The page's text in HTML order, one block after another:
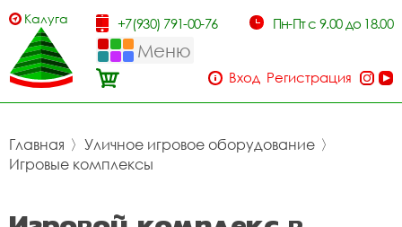
Калуга +7(930) 791-00-76 Пн-Пт с 9.00 до 18.00
Меню
Вход Регистрация
Главная 〉 Уличное игровое оборудование 〉
Игровые комплексы